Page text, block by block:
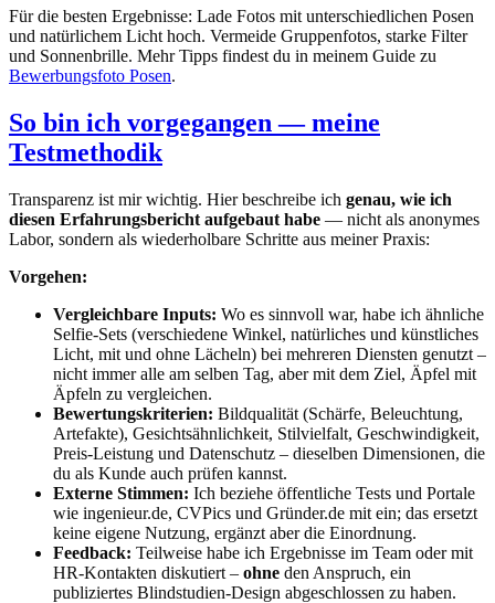
Für die besten Ergebnisse: Lade Fotos mit unterschiedlichen Posen
und natürlichem Licht hoch. Vermeide Gruppenfotos, starke Filter
und Sonnenbrille. Mehr Tipps findest du in meinem Guide zu
Bewerbungsfoto Posen.
So bin ich vorgegangen — meine
Testmethodik
Transparenz ist mir wichtig. Hier beschreibe ich genau, wie ich
diesen Erfahrungsbericht aufgebaut habe — nicht als anonymes
Labor, sondern als wiederholbare Schritte aus meiner Praxis:
Vorgehen:
Vergleichbare Inputs: Wo es sinnvoll war, habe ich ähnliche
Selfie-Sets (verschiedene Winkel, natürliches und künstliches
Licht, mit und ohne Lächeln) bei mehreren Diensten genutzt –
nicht immer alle am selben Tag, aber mit dem Ziel, Äpfel mit
Äpfeln zu vergleichen.
Bewertungskriterien: Bildqualität (Schärfe, Beleuchtung,
Artefakte), Gesichtsähnlichkeit, Stilvielfalt, Geschwindigkeit,
Preis-Leistung und Datenschutz – dieselben Dimensionen, die
du als Kunde auch prüfen kannst.
Externe Stimmen: Ich beziehe öffentliche Tests und Portale
wie ingenieur.de, CVPics und Gründer.de mit ein; das ersetzt
keine eigene Nutzung, ergänzt aber die Einordnung.
Feedback: Teilweise habe ich Ergebnisse im Team oder mit
HR-Kontakten diskutiert – ohne den Anspruch, ein
publiziertes Blindstudien-Design abgeschlossen zu haben.